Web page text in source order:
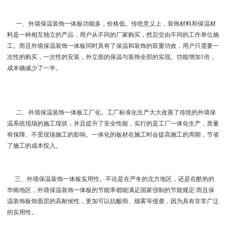
一、外墙保温装饰一体板功能多，价格低。传统意义上，装饰材料和保温材
料是一种相互独立的产品，用户从不同的厂家购买，然后交由不同的工作单位施
工。而且外墙保温装饰一体板同时具有了保温和装饰的双重功效，用户只需要一
次性的购买，一次性的安装，外立面的保温与装饰全部的实现。功能增加1倍，
成本确减少了一半。
二、外墙保温装饰一体板工厂化。工厂标准化生产大大改善了传统的外墙保
温系统现场的施工现状，并且提升了安全性能，实行的是工厂一体化生产，质量
有保障、不受现场施工的影响。一体化的板材在施工时会提高施工的周期，节省
了施工的成本投入。
三、外墙保温装饰一体板实用性。不论是在严冬的北方地区，还是在酷热的
华南地区，外墙保温装饰一体板的节能率都能满足国家强制的节能规定:而且保
温装饰板饰面层的高耐候性，更加可以抗酸雨、烟雾等侵袭，因为具有非常广泛
的实用性。